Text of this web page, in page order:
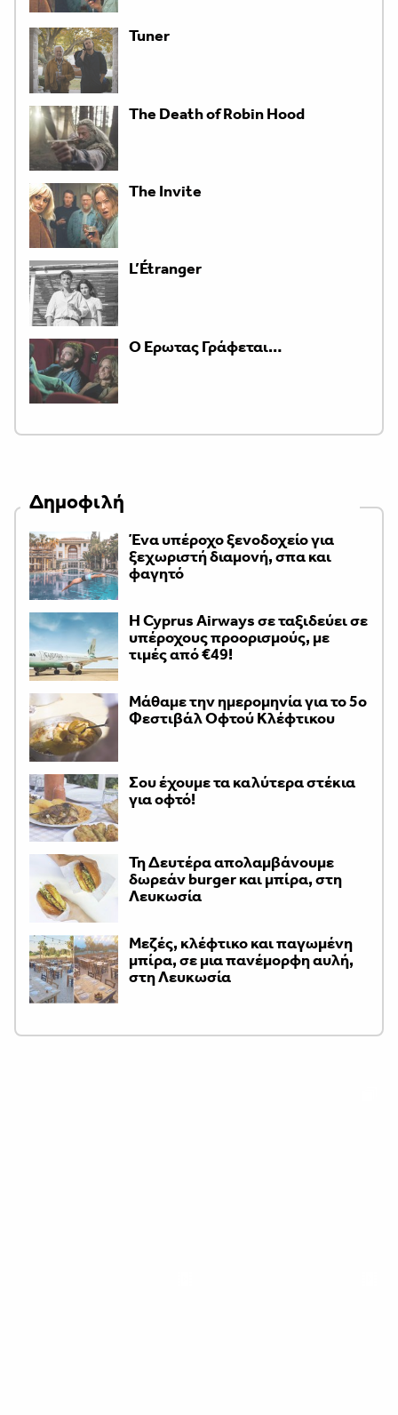
Tuner
The Death of Robin Hood
The Invite
L’Étranger
Ο Έρωτας Γράφεται…
Δημοφιλή
Ένα υπέροχο ξενοδοχείο για
ξεχωριστή διαμονή, σπα και
φαγητό
H Cyprus Airways σε ταξιδεύει σε
υπέροχους προορισμούς, με
τιμές από €49!
Μάθαμε την ημερομηνία για το 5ο
Φεστιβάλ Οφτού Κλέφτικου
Σου έχουμε τα καλύτερα στέκια
για οφτό!
Τη Δευτέρα απολαμβάνουμε
δωρεάν burger και μπίρα, στη
Λευκωσία
Μεζές, κλέφτικο και παγωμένη
μπίρα, σε μια πανέμορφη αυλή,
στη Λευκωσία